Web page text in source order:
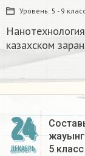
Уровень: 5 - 9
казахском
24
ДЕКАБРЬ
5 класс​